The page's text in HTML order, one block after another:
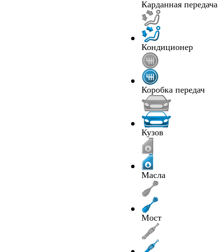
Карданная передача
Кондиционер
Коробка передач
Кузов
Масла
Мост